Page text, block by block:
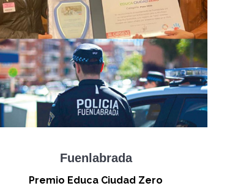
Fuenlabrada
Premio Educa Ciudad Zero